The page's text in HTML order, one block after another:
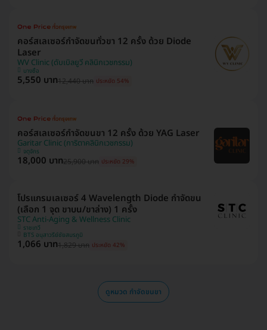
คอร์สเลเซอร์กำจัดขนทั่วขา 12 ครั้ง ด้วย Diode
Laser
WV Clinic (ดับเบิลยูวี คลินิกเวชกรรม)
บางซื่อ
5,550 บาท12,440 บาท ประหยัด 54%
คอร์สเลเซอร์กำจัดขนขา 12 ครั้ง ด้วย YAG Laser
Garitar Clinic (การิตาคลินิกเวชกรรม)
จตุจักร
18,000 บาท25,900 บาท ประหยัด 29%
โปรแกรมเลเซอร์ 4 Wavelength Diode กำจัดขน
(เลือก 1 จุด ขาบน/ขาล่าง) 1 ครั้ง
STC Anti-Aging & Wellness Clinic
ราชเทวี
BTS อนุสาวรีย์ชัยสมรภูมิ
1,066 บาท1,829 บาท ประหยัด 42%
ดูหมวด กำจัดขนขา